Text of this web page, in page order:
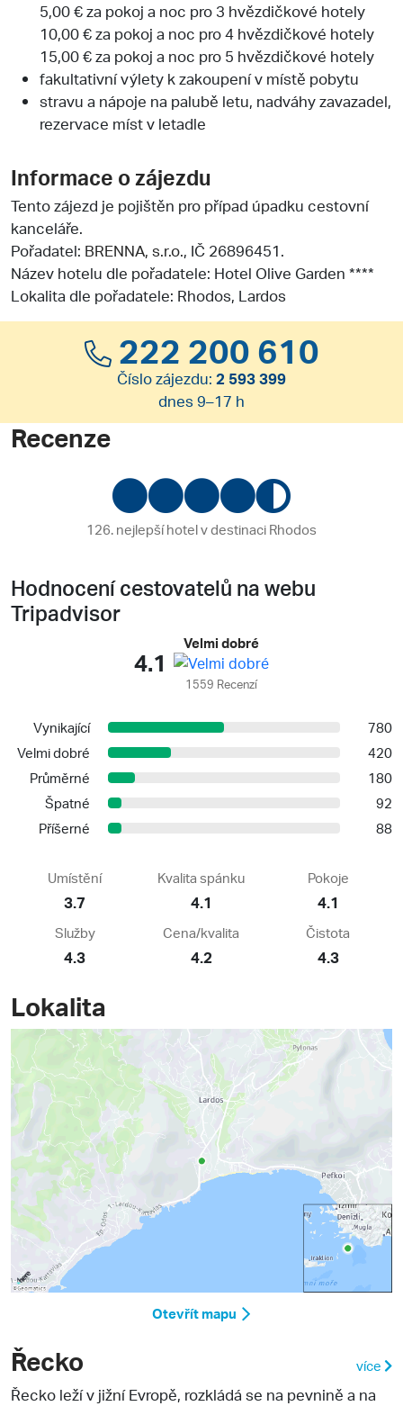
5,00 € za pokoj a noc pro 3 hvězdičkové hotely
10,00 € za pokoj a noc pro 4 hvězdičkové hotely
15,00 € za pokoj a noc pro 5 hvězdičkové hotely
fakultativní výlety k zakoupení v místě pobytu
stravu a nápoje na palubě letu, nadváhy zavazadel,
rezervace míst v letadle
Informace o zájezdu
Tento zájezd je pojištěn pro případ úpadku cestovní
kanceláře.
Pořadatel: BRENNA, s.r.o., IČ 26896451.
Název hotelu dle pořadatele: Hotel Olive Garden ****
Lokalita dle pořadatele: Rhodos, Lardos
222 200 610
Číslo zájezdu: 2 593 399
dnes 9–17 h
Recenze
126. nejlepší hotel v destinaci Rhodos
Hodnocení cestovatelů na webu
Tripadvisor
4.1
Velmi dobré
1559 Recenzí
Vynikající
780
Velmi dobré
420
Průměrné
180
Špatné
92
Příšerné
88
Umístění
3.7
Kvalita spánku
4.1
Pokoje
4.1
Služby
4.3
Cena/kvalita
4.2
Čistota
4.3
Lokalita
Otevřít mapu
Řecko více
Řecko leží v jižní Evropě, rozkládá se na pevnině a na